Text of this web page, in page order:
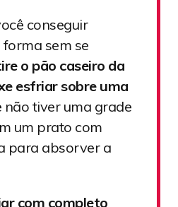
conseguir
sem se
o pão caseiro da
esfriar sobre uma
não tiver uma grade
um prato com
para absorver a
com completo